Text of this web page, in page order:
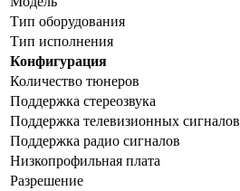
Тип оборудования
Тип исполнения
Конфигурация
Количество тюнеров
Поддержка стереозвука
Поддержка телевизионных сигналов
Поддержка радио сигналов
Низкопрофильная плата
Разрешение